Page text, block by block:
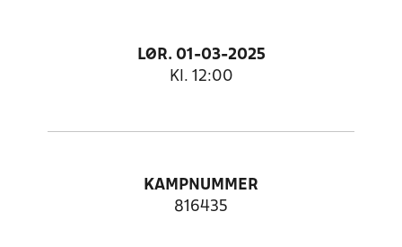
LØR. 01-03-2025
Kl. 12:00
KAMPNUMMER
816435